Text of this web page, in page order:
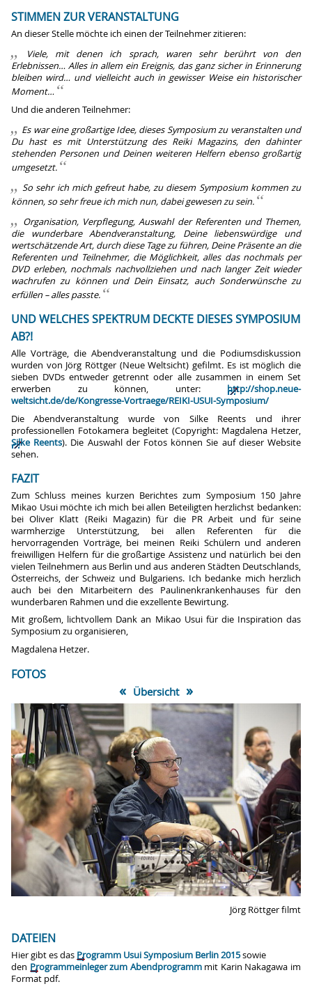
STIMMEN ZUR VERANSTALTUNG
An dieser Stelle möchte ich einen der Teilnehmer zitieren:
Viele, mit denen ich sprach, waren sehr berührt von den
Erlebnissen… Alles in allem ein Ereignis, das ganz sicher in Erinnerung
bleiben wird… und vielleicht auch in gewisser Weise ein historischer
Moment…
Und die anderen Teilnehmer:
Es war eine großartige Idee, dieses Symposium zu veranstalten und
Du hast es mit Unterstützung des Reiki Magazins, den dahinter
stehenden Personen und Deinen weiteren Helfern ebenso großartig
umgesetzt.
So sehr ich mich gefreut habe, zu diesem Symposium kommen zu
können, so sehr freue ich mich nun, dabei gewesen zu sein.
Organisation, Verpflegung, Auswahl der Referenten und Themen,
die wunderbare Abendveranstaltung, Deine liebenswürdige und
wertschätzende Art, durch diese Tage zu führen, Deine Präsente an die
Referenten und Teilnehmer, die Möglichkeit, alles das nochmals per
DVD erleben, nochmals nachvollziehen und nach langer Zeit wieder
wachrufen zu können und Dein Einsatz, auch Sonderwünsche zu
erfüllen – alles passte.
UND WELCHES SPEKTRUM DECKTE DIESES SYMPOSIUM
AB?!
Alle Vorträge, die Abendveranstaltung und die Podiumsdiskussion
wurden von Jörg Röttger (Neue Weltsicht) gefilmt. Es ist möglich die
sieben DVDs entweder getrennt oder alle zusammen in einem Set
erwerben zu können, unter: http://shop.neue-
weltsicht.de/de/Kongresse-Vortraege/REIKI-USUI-Symposium/
Die Abendveranstaltung wurde von Silke Reents und ihrer
professionellen Fotokamera begleitet (Copyright: Magdalena Hetzer,
Silke Reents). Die Auswahl der Fotos können Sie auf dieser Website
sehen.
FAZIT
Zum Schluss meines kurzen Berichtes zum Symposium 150 Jahre
Mikao Usui möchte ich mich bei allen Beteiligten herzlichst bedanken:
bei Oliver Klatt (Reiki Magazin) für die PR Arbeit und für seine
warmherzige Unterstützung, bei allen Referenten für die
hervorragenden Vorträge, bei meinen Reiki Schülern und anderen
freiwilligen Helfern für die großartige Assistenz und natürlich bei den
vielen Teilnehmern aus Berlin und aus anderen Städten Deutschlands,
Österreichs, der Schweiz und Bulgariens. Ich bedanke mich herzlich
auch bei den Mitarbeitern des Paulinenkrankenhauses für den
wunderbaren Rahmen und die exzellente Bewirtung.
Mit großem, lichtvollem Dank an Mikao Usui für die Inspiration das
Symposium zu organisieren,
Magdalena Hetzer.
FOTOS
« Übersicht »
Jörg Röttger filmt
DATEIEN
Hier gibt es das Programm Usui Symposium Berlin 2015sowie
den Programmeinleger zum Abendprogrammmit Karin Nakagawa im
Format pdf.